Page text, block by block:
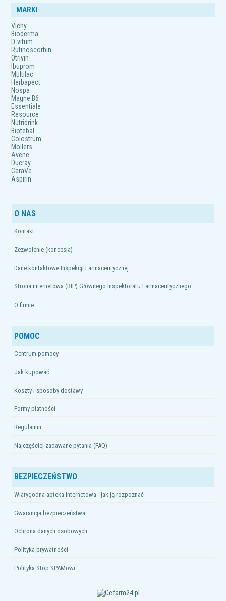
MARKI
Vichy
Bioderma
D-vitum
Rutinoscorbin
Otrivin
Ibuprom
Multilac
Herbapect
Nospa
Magne B6
Essentiale
Resource
Nutridrink
Biotebal
Colostrum
Mollers
Avene
Ducray
CeraVe
Aspirin
O NAS
Kontakt
Zezwolenie (koncesja)
Dane kontaktowe Inspekcji Farmaceutycznej
Strona internetowa (BIP) Głównego Inspektoratu Farmaceutycznego
O firmie
POMOC
Centrum pomocy
Jak kupować
Koszty i sposoby dostawy
Formy płatności
Regulamin
Najczęściej zadawane pytania (FAQ)
BEZPIECZEŃSTWO
Wiarygodna apteka internetowa - jak ją rozpoznać
Gwarancja bezpieczeństwa
Ochrona danych osobowych
Polityka prywatności
Polityka Stop SPAMowi